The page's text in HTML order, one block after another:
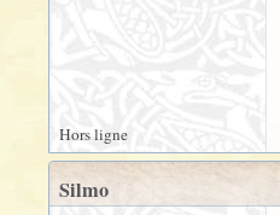
Hors ligne
Silmo